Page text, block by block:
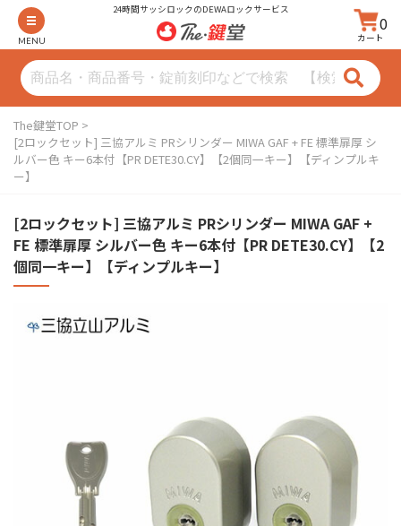
MENU
24時間サッシロックのDEWAロックサービス
0
カート
The鍵堂TOP
[2ロックセット] 三協アルミ PRシリンダー MIWA GAF + FE 標準扉厚 シ
ルバー色 キー6本付【PR DETE30.CY】【2個同一キー】【ディンプルキ
ー】
[2ロックセット] 三協アルミ PRシリンダー MIWA GAF +
FE 標準扉厚 シルバー色 キー6本付【PR DETE30.CY】【2
個同一キー】【ディンプルキー】